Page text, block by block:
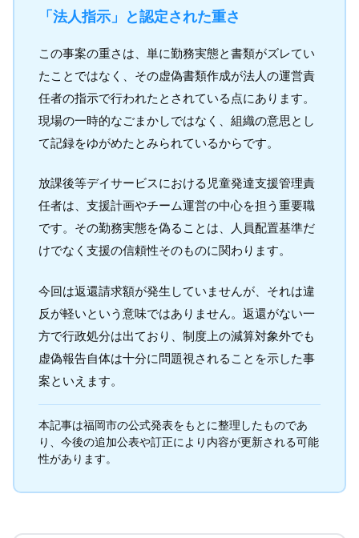
「法人指示」と認定された重さ
この事案の重さは、単に勤務実態と書類がズレてい
たことではなく、その虚偽書類作成が法人の運営責
任者の指示で行われたとされている点にあります。
現場の一時的なごまかしではなく、組織の意思とし
て記録をゆがめたとみられているからです。
放課後等デイサービスにおける児童発達支援管理責
任者は、支援計画やチーム運営の中心を担う重要職
です。その勤務実態を偽ることは、人員配置基準だ
けでなく支援の信頼性そのものに関わります。
今回は返還請求額が発生していませんが、それは違
反が軽いという意味ではありません。返還がない一
方で行政処分は出ており、制度上の減算対象外でも
虚偽報告自体は十分に問題視されることを示した事
案といえます。
本記事は福岡市の公式発表をもとに整理したものであ
り、今後の追加公表や訂正により内容が更新される可能
性があります。